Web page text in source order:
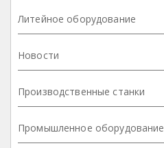
Литейное оборудование
Новости
Производственные станки
Промышленное оборудование